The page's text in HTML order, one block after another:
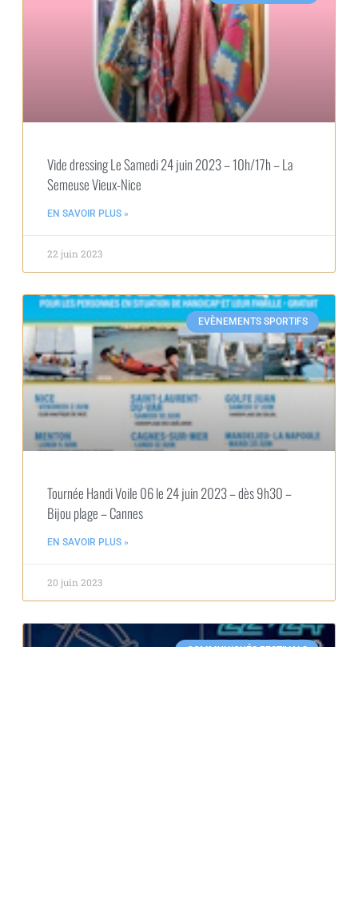
Vide dressing Le Samedi 24 juin 2023 – 10h/17h – La
Semeuse Vieux-Nice
EN SAVOIR PLUS »
22 juin 2023
EVÈNEMENTS SPORTIFS
Tournée Handi Voile 06 le 24 juin 2023 – dès 9h30 –
Bijou plage – Cannes
EN SAVOIR PLUS »
20 juin 2023
COMMUNIQUÉS FESTIVALS